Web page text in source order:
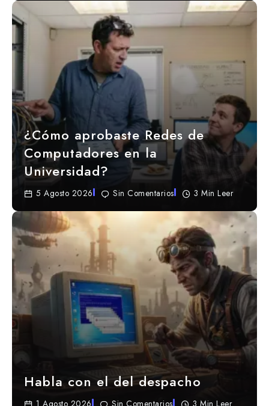
¿Cómo aprobaste Redes de
Computadores en la
Universidad?
5 Agosto 2026 Sin Comentarios 3 Min Leer
Habla con el del despacho
1 Agosto 2026 Sin Comentarios 3 Min Leer